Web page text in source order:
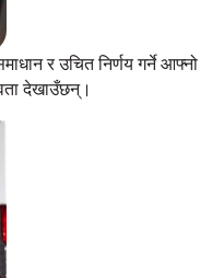
र उचित निर्णय गर्ने आफ्नो
देखाउँछन्।